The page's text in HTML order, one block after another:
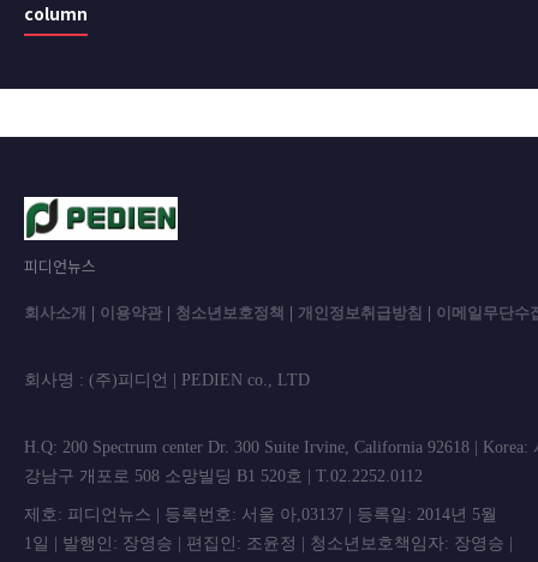
column
피디언뉴스
회사소개 이용약관 청소년보호정책 개인정보취급방침 이메일무단수
회사명 : (주)피디언 | PEDIEN co.,
H.Q: 200 Spectrum center Dr. 300 Suite Irvine, California 92618 | Korea:
강남구 개포로 508 소망빌딩 B1 520호 | T.02.2252.0112
제호: 피디언뉴스 | 등록번호: 서울 아,03137 | 등록일: 2014년 5월
1일 | 발행인: 장영승 | 편집인: 조윤정 | 청소년보호책임자: 장영승 |